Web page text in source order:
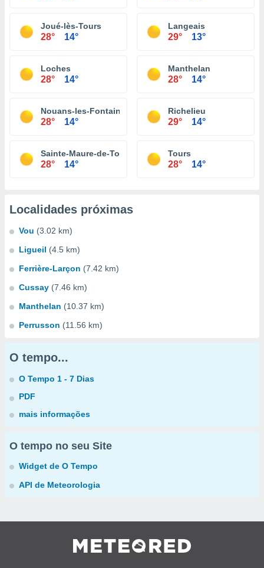
Joué-lès-Tours
28° 14°
Langeais
29° 13°
Loches
28° 14°
Manthelan
28° 14°
Nouans-les-Fontaines
28° 14°
Richelieu
29° 14°
Sainte-Maure-de-Touraine
28° 14°
Tours
28° 14°
Localidades próximas
Vou (3.02 km)
Ligueil (4.5 km)
Ferrière-Larçon (7.42 km)
Cussay (7.46 km)
Manthelan (10.37 km)
Perrusson (11.56 km)
O tempo...
O Tempo 1 - 7 Dias
PDF
mais informações
O tempo no seu Site
Widget de O Tempo
API de Meteorologia